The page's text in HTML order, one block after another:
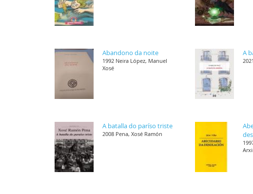
Abandono da noite
1992 Neira López, Manuel
Xosé
A
A batalla do paríso triste
2008 Pena, Xosé Ramón